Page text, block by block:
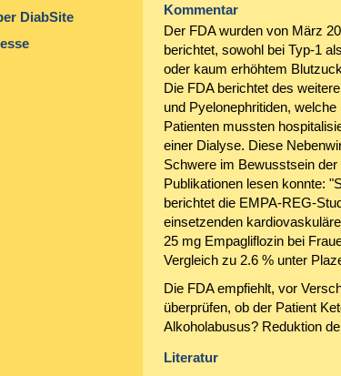
DiabSite
Kommentar
Der FDA wurden von März
berichtet, sowohl bei Typ-1
oder kaum erhöhtem
Die FDA berichtet des
und Pyelonephritiden,
Patienten mussten
einer Dialyse. Diese
Schwere im Bewusstsein
Publikationen lesen konnte:
berichtet die EMPA-REG-
einsetzenden
25 mg Empagliflozin bei
Vergleich zu 2.6 % unter
Die FDA empfiehlt, vor
überprüfen, ob der Patient
Alkoholabusus? Reduktion
Literatur